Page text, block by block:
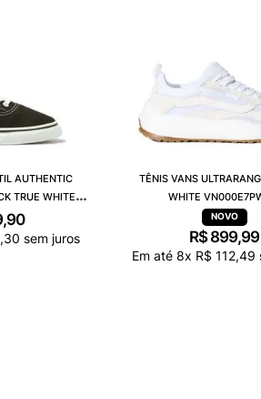
AUTHENTIC
TRUE WHITE
,90
,30 sem juros
TÊNIS VANS
WHITE
R$ 899,99
Em até8x R$ 112,49